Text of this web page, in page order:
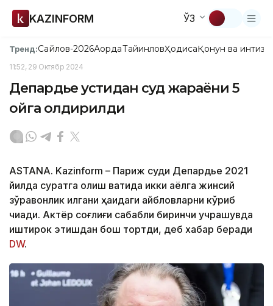
KAZINFORM ЎЗ
Тренд:Сайлов-2026АқордаТайинловҲодисаҚонун ва
11:52, 29 Октябр 2024
Депардье устидан суд жараёни 5
ойга қолдирилди
ASTANA. Kazinform – Париж суди Депардье 2021
йилда суратга олиш вақтида икки аёлга жинсий
зўравонлик қилгани ҳақидаги айбловларни кўриб
чиқади. Актёр соғлиғи сабабли биринчи учрашувда
иштирок этишдан бош тортди, деб хабар беради
DW.